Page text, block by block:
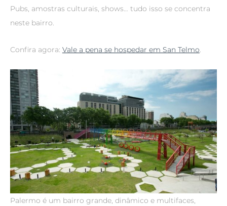
Pubs, amostras culturais, shows… tudo isso se concentra
neste bairro.
Confira agora: Vale a pena se hospedar em San Telmo.
Palermo é um bairro grande, dinâmico e multifaces,